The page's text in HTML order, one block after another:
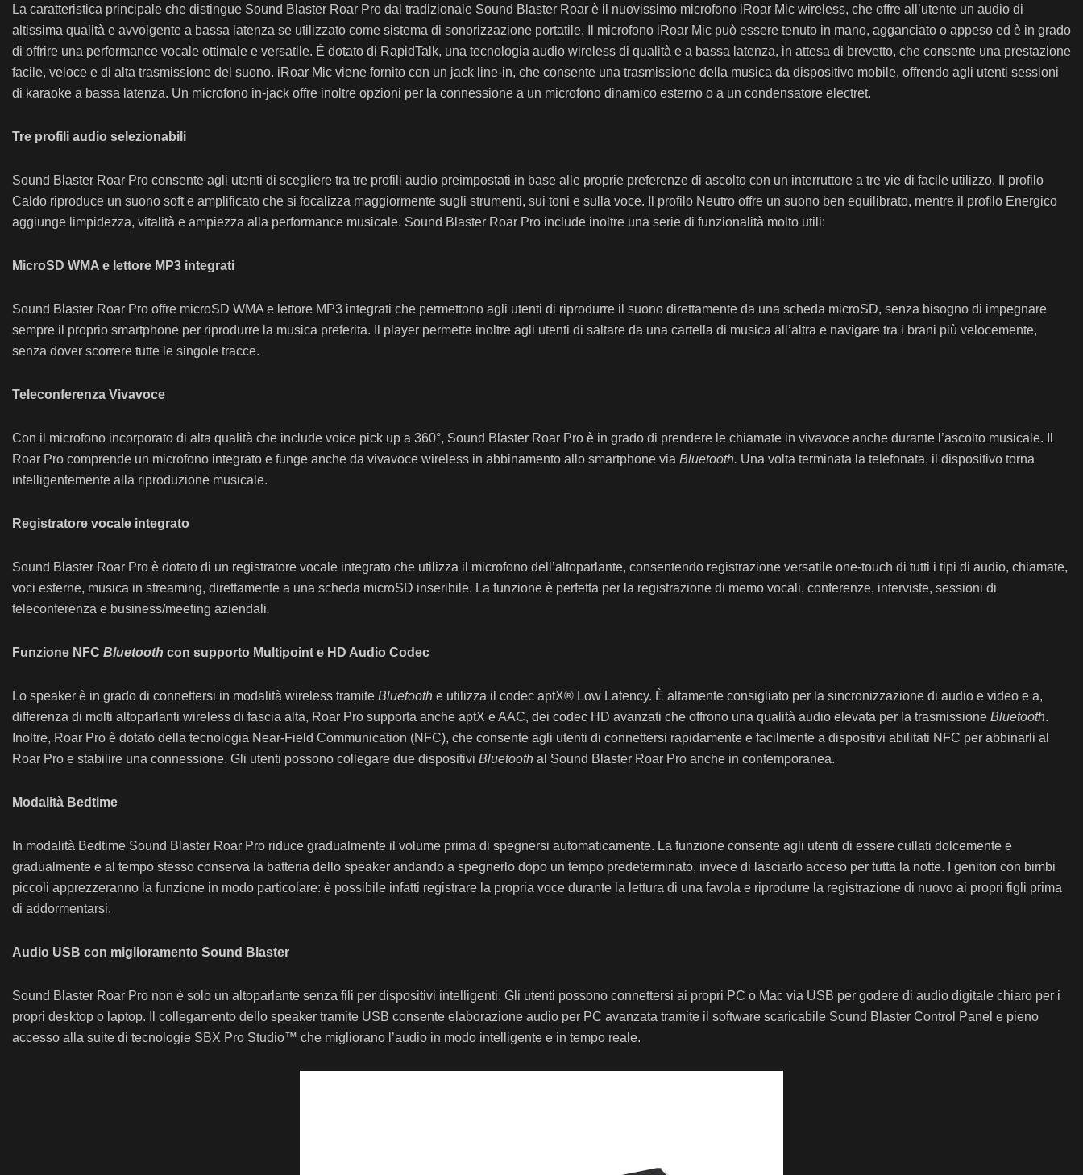
La caratteristica principale che distingue Sound Blaster Roar Pro dal tradizionale Sound Blaster Roar è il nuovissimo microfono iRoar Mic wireless, che offre all’utente un audio di
altissima qualità e avvolgente a bassa latenza se utilizzato come sistema di sonorizzazione portatile. Il microfono iRoar Mic può essere tenuto in mano, agganciato o appeso ed è in grado
di offrire una performance vocale ottimale e versatile. È dotato di RapidTalk, una tecnologia audio wireless di qualità e a bassa latenza, in attesa di brevetto, che consente una prestazione
facile, veloce e di alta trasmissione del suono. iRoar Mic viene fornito con un jack line-in, che consente una trasmissione della musica da dispositivo mobile, offrendo agli utenti sessioni
di karaoke a bassa latenza. Un microfono in-jack offre inoltre opzioni per la connessione a un microfono dinamico esterno o a un condensatore electret.
Tre profili audio selezionabili
Sound Blaster Roar Pro consente agli utenti di scegliere tra tre profili audio preimpostati in base alle proprie preferenze di ascolto con un interruttore a tre vie di facile utilizzo. Il profilo
Caldo riproduce un suono soft e amplificato che si focalizza maggiormente sugli strumenti, sui toni e sulla voce. Il profilo Neutro offre un suono ben equilibrato, mentre il profilo Energico
aggiunge limpidezza, vitalità e ampiezza alla performance musicale. Sound Blaster Roar Pro include inoltre una serie di funzionalità molto utili:
MicroSD WMA e lettore MP3 integrati
Sound Blaster Roar Pro offre microSD WMA e lettore MP3 integrati che permettono agli utenti di riprodurre il suono direttamente da una scheda microSD, senza bisogno di impegnare
sempre il proprio smartphone per riprodurre la musica preferita. Il player permette inoltre agli utenti di saltare da una cartella di musica all’altra e navigare tra i brani più velocemente,
senza dover scorrere tutte le singole tracce.
Teleconferenza Vivavoce
Con il microfono incorporato di alta qualità che include voice pick up a 360°, Sound Blaster Roar Pro è in grado di prendere le chiamate in vivavoce anche durante l’ascolto musicale. Il
Roar Pro comprende un microfono integrato e funge anche da vivavoce wireless in abbinamento allo smartphone via Bluetooth. Una volta terminata la telefonata, il dispositivo torna
intelligentemente alla riproduzione musicale.
Registratore vocale integrato
Sound Blaster Roar Pro è dotato di un registratore vocale integrato che utilizza il microfono dell’altoparlante, consentendo registrazione versatile one-touch di tutti i tipi di audio, chiamate,
voci esterne, musica in streaming, direttamente a una scheda microSD inseribile. La funzione è perfetta per la registrazione di memo vocali, conferenze, interviste, sessioni di
teleconferenza e business/meeting aziendali.
Funzione NFC Bluetooth con supporto Multipoint e HD Audio Codec
Lo speaker è in grado di connettersi in modalità wireless tramite Bluetooth e utilizza il codec aptX® Low Latency. È altamente consigliato per la sincronizzazione di audio e video e a,
differenza di molti altoparlanti wireless di fascia alta, Roar Pro supporta anche aptX e AAC, dei codec HD avanzati che offrono una qualità audio elevata per la trasmissione Bluetooth.
Inoltre, Roar Pro è dotato della tecnologia Near-Field Communication (NFC), che consente agli utenti di connettersi rapidamente e facilmente a dispositivi abilitati NFC per abbinarli al
Roar Pro e stabilire una connessione. Gli utenti possono collegare due dispositivi Bluetooth al Sound Blaster Roar Pro anche in contemporanea.
Modalità Bedtime
In modalità Bedtime Sound Blaster Roar Pro riduce gradualmente il volume prima di spegnersi automaticamente. La funzione consente agli utenti di essere cullati dolcemente e
gradualmente e al tempo stesso conserva la batteria dello speaker andando a spegnerlo dopo un tempo predeterminato, invece di lasciarlo acceso per tutta la notte. I genitori con bimbi
piccoli apprezzeranno la funzione in modo particolare: è possibile infatti registrare la propria voce durante la lettura di una favola e riprodurre la registrazione di nuovo ai propri figli prima
di addormentarsi.
Audio USB con miglioramento Sound Blaster
Sound Blaster Roar Pro non è solo un altoparlante senza fili per dispositivi intelligenti. Gli utenti possono connettersi ai propri PC o Mac via USB per godere di audio digitale chiaro per i
propri desktop o laptop. Il collegamento dello speaker tramite USB consente elaborazione audio per PC avanzata tramite il software scaricabile Sound Blaster Control Panel e pieno
accesso alla suite di tecnologie SBX Pro Studio™ che migliorano l’audio in modo intelligente e in tempo reale.